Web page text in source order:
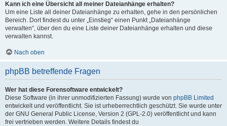
Kann ich eine Übersicht all meiner Dateianhänge erhalten?
Um eine Liste all deiner Dateianhänge zu erhalten, gehe in den persönlichen
Bereich. Dort findest du unter „Einstieg“ einen Punkt „Dateianhänge
verwalten“, über den du eine Liste deiner Dateianhänge erhalten und diese
verwalten kannst.
Nach oben
phpBB betreffende Fragen
Wer hat diese Forensoftware entwickelt?
Diese Software (in ihrer unmodifizierten Fassung) wurde von phpBB Limited
entwickelt und veröffentlicht. Sie ist urheberrechtlich geschützt. Sie wurde unter
der GNU General Public License, Version 2 (GPL-2.0) veröffentlicht und kann
frei vertrieben werden. Weitere Details findest du